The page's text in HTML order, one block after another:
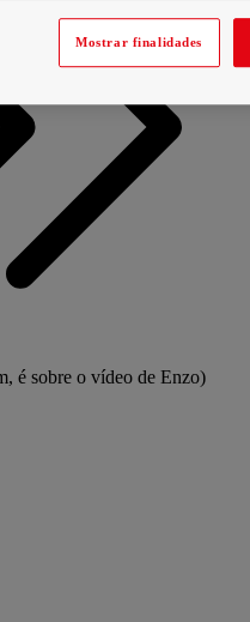
é sobre o vídeo de Enzo)
Mostrar finalidades